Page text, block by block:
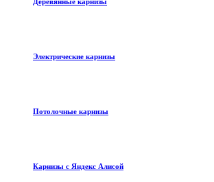
Электрические карнизы
Потолочные карнизы
Карнизы с Яндекс Алисой